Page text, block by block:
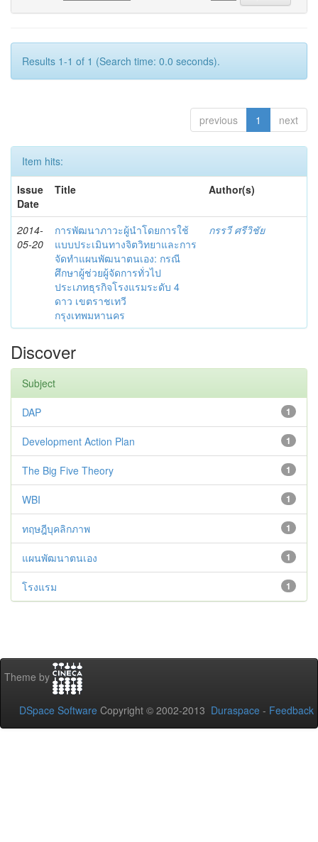
Results 1-1 of 1 (Search time: 0.0 seconds).
previous 1 next
Item hits:
Issue
Date
Title Author(s)
2014-
05-20
การพัฒนาภาวะผู้นำโดยการใช้
แบบประเมินทางจิตวิทยาและการ
จัดทำแผนพัฒนาตนเอง: กรณี
ศึกษาผู้ช่วยผู้จัดการทั่วไป
ประเภทธุรกิจโรงแรมระดับ 4
ดาว เขตราชเทวี
กรุงเทพมหานคร
กรรวี ศรีวิชัย
Discover
Subject
1
DAP
1
Development Action Plan
1
The Big Five Theory
1
WBI
1
ทฤษฎีบุคลิกภาพ
1
แผนพัฒนาตนเอง
1
โรงแรม
Theme by
DSpace Software Copyright © 2002-2013 Duraspace - Feedback